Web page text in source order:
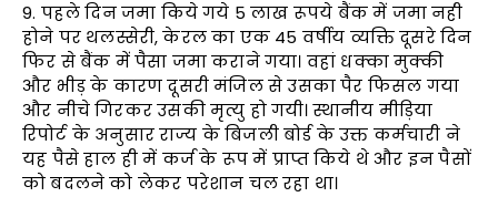
9. पहले दिन जमा किये गये 5 लाख रूपये बैंक में जमा नही
होने पर थलस्सेरी, केरल का एक 45 वर्षीय व्यक्ति दूसरे दिन
फिर से बैंक में पैसा जमा कराने गया। वहां धक्का मुक्की
और भीड़ के कारण दूसरी मंजिल से उसका पैर फिसल गया
और नीचे गिरकर उसकी मृत्यु हो गयी। स्थानीय मीड़िया
रिपोर्ट के अनुसार राज्य के बिजली बोर्ड के उक्त कर्मचारी ने
यह पैसे हाल ही में कर्ज के रूप में प्राप्त किये थे और इन पैसों
को बदलने को लेकर परेशान चल रहा था।